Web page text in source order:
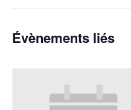
Évènements liés